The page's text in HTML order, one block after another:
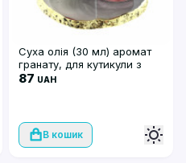
Суха олія (30 мл) аромат
гранату, для кутикули з
піпеткою, Global Fashion
87 UAH
В кошик